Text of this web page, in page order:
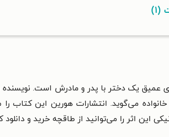
(۱)
یک دختر با پدر و مادرش است. نویسنده در
می‌گوید. انتشارات هورین این کتاب
اثر را می‌توانید از طاقچه خرید و دانلود